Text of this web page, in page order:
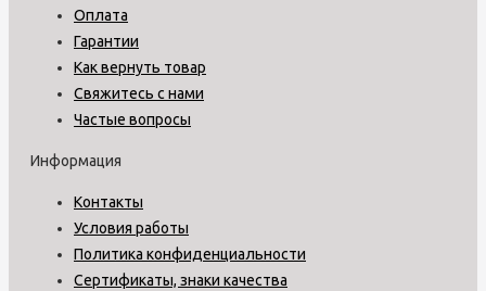
Оплата
Гарантии
Как вернуть товар
Свяжитесь с нами
Частые вопросы
Информация
Контакты
Условия работы
Политика конфиденциальности
Сертификаты, знаки качества